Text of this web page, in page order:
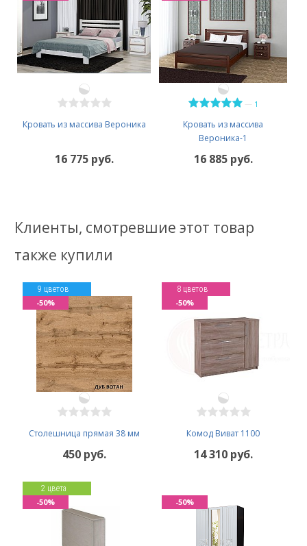
Кровать из массива Вероника
16 775 руб.
1
Кровать из массива
Вероника-1
16 885 руб.
Клиенты, смотревшие этот товар
также купили
Столешница прямая 38 мм
9 цветов
450 руб.
-50%
Комод Виват 1100
8 цветов
14 310 руб.
-50%
2 цвета
-50% -50%